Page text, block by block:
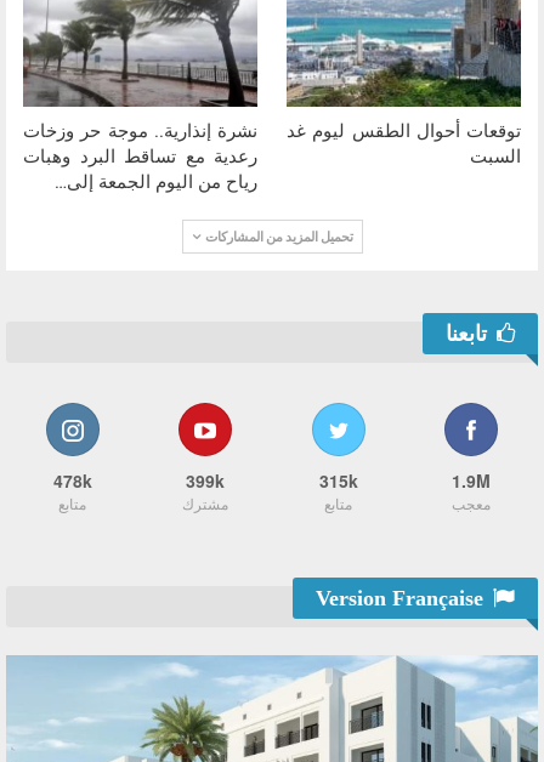
توقعات أحوال الطقس ليوم غد
السبت
نشرة إنذارية.. موجة حر وزخات
رعدية مع تساقط البرد وهبات
رياح من اليوم الجمعة إلى…
تحميل المزيد من المشاركات
تابعنا
1.9M
معجب
315k
متابع
399k
مشترك
478k
متابع